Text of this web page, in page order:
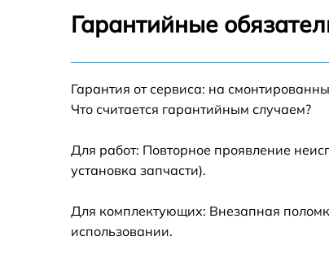
Ремонт конфорки с расширением
Замена конфорки керамической
Ремонт чугунной конфорки Beko CM
Гарантийные
Гарантия от сервиса: на
Что считается гарантийным случаем?
Для работ: Повторное проявление
установка запчасти).
Для комплектующих: Внезапная
использовании.